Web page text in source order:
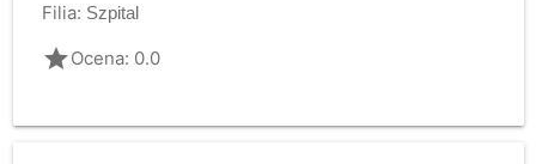
Filia: Szpital
gradeOcena: 0.0